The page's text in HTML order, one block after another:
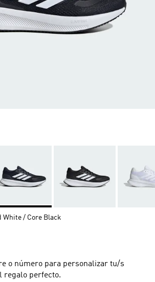
White / Core Black
o número para personalizar tu/s
regalo perfecto.